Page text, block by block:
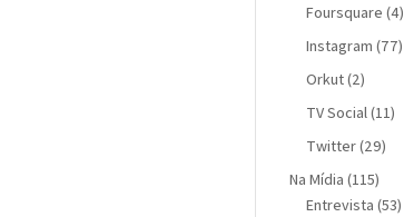
Foursquare (4)
Instagram (77)
Orkut(2)
TV Social(11)
Twitter(29)
Na Mídia (115)
Entrevista (53)